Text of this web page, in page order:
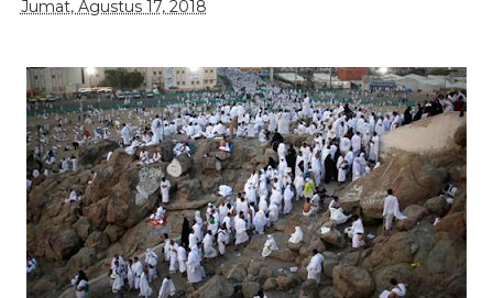
Jumat, Agustus 17, 2018